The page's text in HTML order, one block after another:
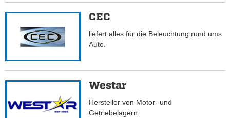
CEC
liefert alles für die Beleuchtung rund ums
Auto.
Westar
Hersteller von Motor- und
Getriebelagern.